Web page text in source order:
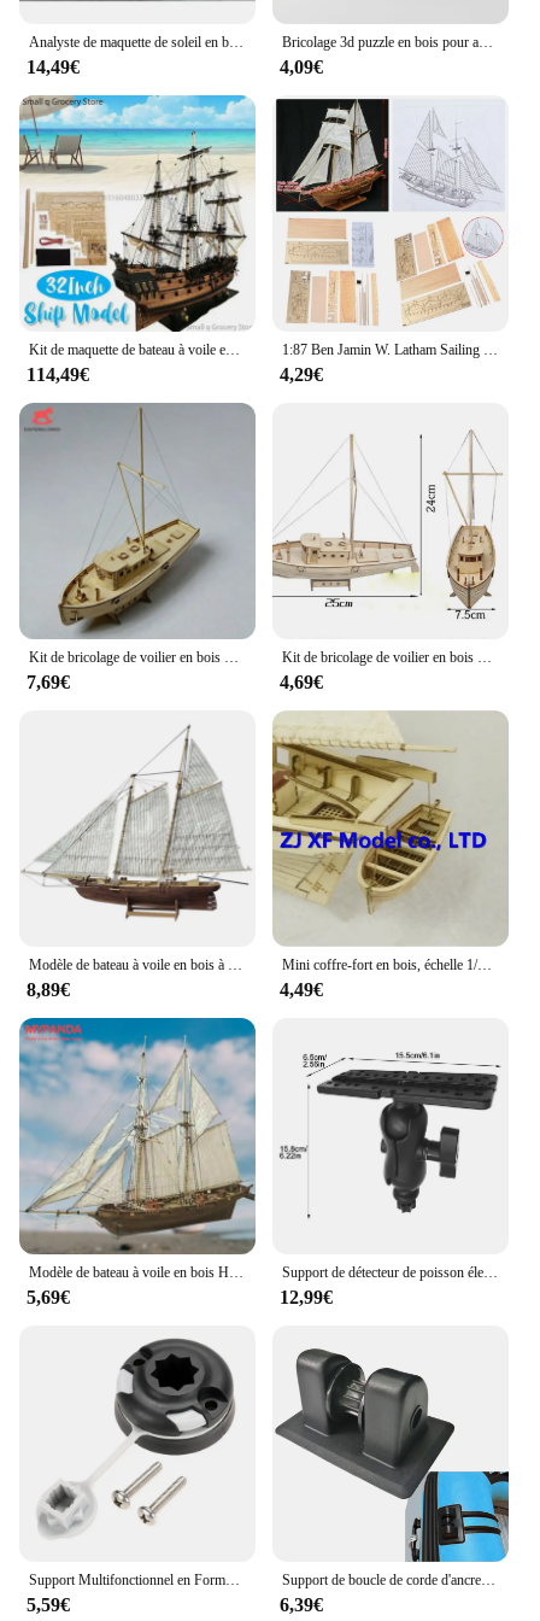
Analyste de maquette de soleil en bois pour enfants et adultes, puzzle de bateau, soleil, 1:100
14,49€
Bricolage 3d puzzle en bois pour assemblage Puzzle découpe Laser bateau à voile biplan Locomotive à vapeur Train jouet bricolage Kit pour adultes enfant
4,09€
Kit de maquette de bateau à voile en bois Sunshine, assemblage fait à la main bricolage, cadeau de décoration pour enfants, 32 po, 1 ensemble
114,49€
1:87 Ben Jamin W. Latham Sailing Sunshine Assembly Model, Bateau en bois classique, Décoration en bois, DIY
4,29€
7,69€ 4,69€
8,89€
Mini coffre-fort en bois, échelle 1/100, kit de construction, longueur 55 mm
4,49€
5,69€
Support de détecteur de poisson électronique pour bateau marin, support de Base de sondeur de profondeur à 360 degrés pour accessoires de Kayak
12,99€
5,59€
Support de boucle de corde d'ancre de bateau gonflable de Kayak, 1 pièce, ancre d'arrimage en PVC, roue de Patch, rouleau de rangée d'ancre pour bateau à rames Kayak
6,39€